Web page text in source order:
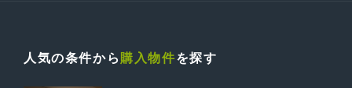
人気の条件から 購入物件を探す